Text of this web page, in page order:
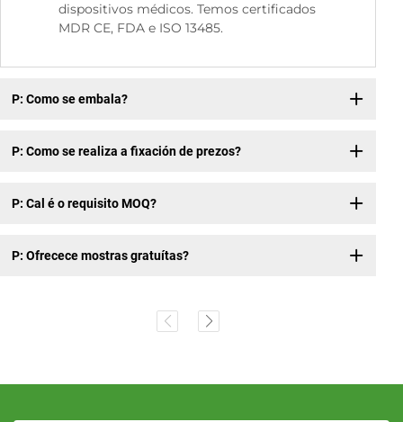
dispositivos médicos. Temos certificados
MDR CE, FDA e ISO 13485.
P: Como se embala?
P: Como se realiza a fixación de prezos?
P: Cal é o requisito MOQ?
P: Ofrecece mostras gratuítas?